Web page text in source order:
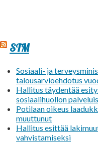
STM
Sosiaali- ja
talousarvioehdotus
Hallitus täydentää
sosiaalihuollon
Potilaan oikeus
muuttunut
Hallitus esittää
vahvistamiseksi